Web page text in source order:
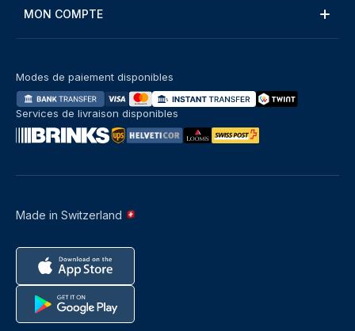
MON COMPTE
Made in Switzerland
Modes de paiement disponibles
Services de livraison disponibles